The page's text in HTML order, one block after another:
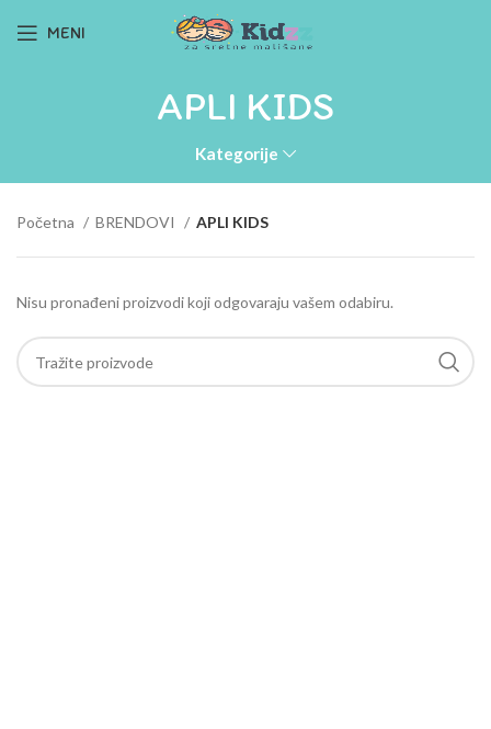
MENI
APLI KIDS
Kategorije
Početna BRENDOVI APLI KIDS
Nisu pronađeni proizvodi koji odgovaraju vašem odabiru.